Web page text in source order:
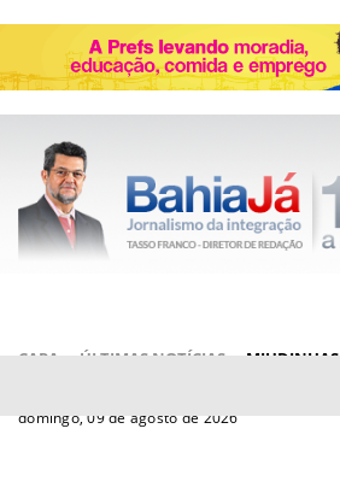
CAPA ÚLTIMAS NOTÍCIAS MIUDINHAS
domingo, 09 de agosto de 2026